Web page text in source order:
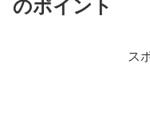
のポイント
ス